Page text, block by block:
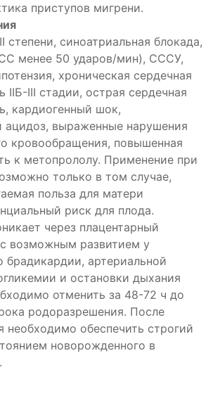
приступов мигрени.
степени, синоатриальная блокада,
менее 50 ударов/мин), СССУ,
хроническая сердечная
IIБ-III стадии, острая сердечная
кардиогенный шок,
ацидоз, выраженные нарушения
кровообращения, повышенная
к метопрололу. Применение при
только в том случае,
польза для матери
риск для плода.
через плацентарный
возможным развитием у
брадикардии, артериальной
и остановки дыхания
отменить за 48-72 ч до
родоразрешения. После
необходимо обеспечить строгий
новорожденного в